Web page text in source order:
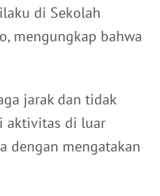
di Sekolah
mengungkap bahwa
jarak dan tidak
aktivitas di luar
dengan mengatakan